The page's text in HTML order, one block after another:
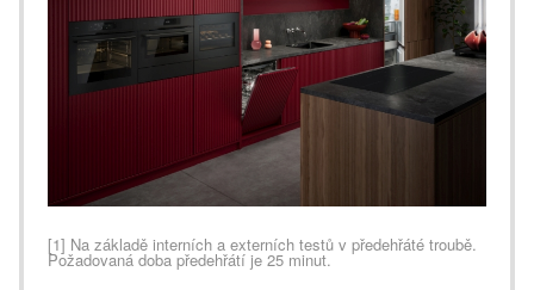
[1] Na základě interních a externích testů v předehřáté troubě.
Požadovaná doba předehřátí je 25 minut.